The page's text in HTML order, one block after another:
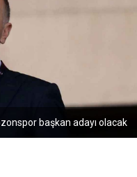
başkan adayı olacak